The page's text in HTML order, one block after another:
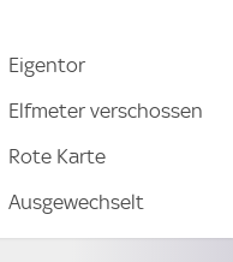
Eigentor
Elfmeter verschossen
Rote Karte
Ausgewechselt